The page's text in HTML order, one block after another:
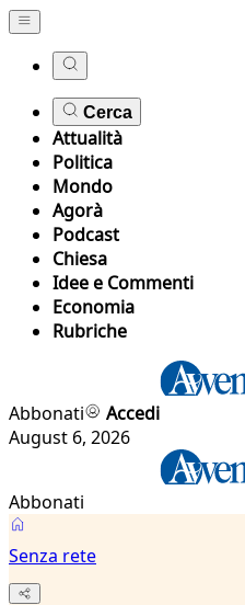
Cerca
Attualità
Politica
Mondo
Agorà
Podcast
Chiesa
Idee e Commenti
Economia
Rubriche
Abbonati
Accedi
August 6, 2026
Abbonati
Senza rete